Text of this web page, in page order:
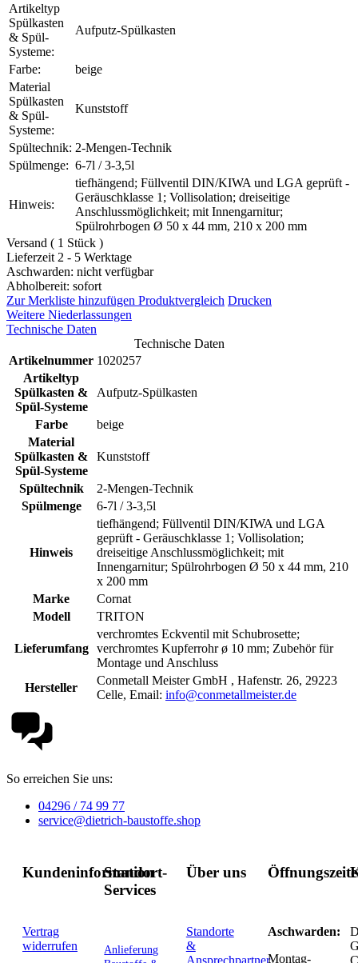
Artikeltyp
Spülkasten
& Spül-
Systeme:
Aufputz-Spülkasten
Farbe:
beige
Material
Spülkasten
& Spül-
Systeme:
Kunststoff
Spültechnik: 2-Mengen-Technik
Spülmenge: 6-7l / 3-3,5l
Hinweis:
tiefhängend; Füllventil DIN/KIWA und LGA geprüft -
Geräuschklasse 1; Vollisolation; dreiseitige
Anschlussmöglichkeit; mit Innengarnitur;
Spülrohrbogen Ø 50 x 44 mm, 210 x 200 mm
Versand ( 1 Stück )
Lieferzeit 2 - 5 Werktage
Aschwarden: nicht verfügbar
Abholbereit: sofort
Zur Merkliste hinzufügen Produktvergleich Drucken
Weitere Niederlassungen
Technische Daten
Technische Daten
Artikelnummer 1020257
Artikeltyp
Spülkasten &
Spül-Systeme
Aufputz-Spülkasten
Farbe
beige
Material
Spülkasten &
Spül-Systeme
Kunststoff
Spültechnik
2-Mengen-Technik
Spülmenge
6-7l / 3-3,5l
Hinweis
tiefhängend; Füllventil DIN/KIWA und LGA
geprüft - Geräuschklasse 1; Vollisolation;
dreiseitige Anschlussmöglichkeit; mit
Innengarnitur; Spülrohrbogen Ø 50 x 44 mm, 210
x 200 mm
Marke
Cornat
Modell
TRITON
Lieferumfang
verchromtes Eckventil mit Schubrosette;
verchromtes Kupferrohr ø 10 mm; Zubehör für
Montage und Anschluss
Hersteller
Conmetall Meister GmbH , Hafenstr. 26, 29223
Celle, Email: info@conmetallmeister.de
So erreichen Sie uns:
04296 / 74 99 77
service@dietrich-baustoffe.shop
Kundeninformation
Vertrag
widerrufen
Standort-
Services
Anlieferung
Über uns
Standorte
&
Aschwarden:
Montag-